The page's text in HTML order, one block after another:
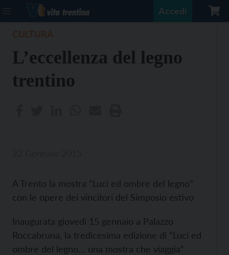
Accedi
L’eccellenza del legno
trentino
A Trento la mostra “Luci ed ombre del legno”
con le opere dei vincitori del Simposio estivo
Inaugurata giovedì 15 gennaio a Palazzo
Roccabruna, la tredicesima edizione di “Luci ed
ombre del legno… una mostra che viaggia”